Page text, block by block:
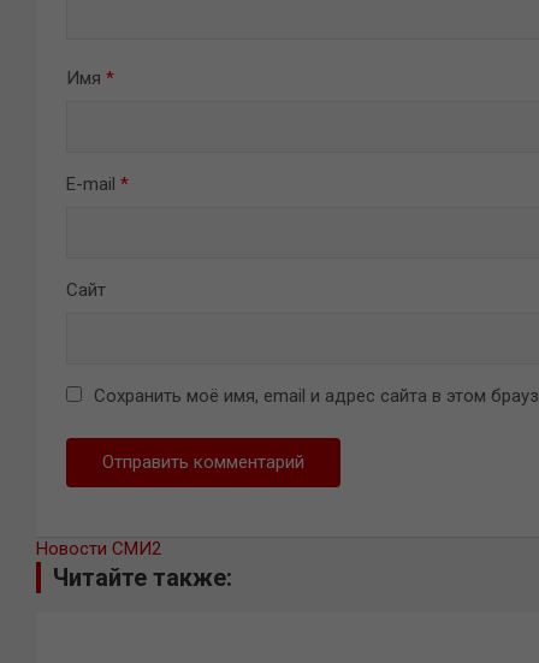
Имя *
E-mail *
Сайт
Сохранить моё имя, email и адрес сайта в этом
Новости СМИ2
Читайте также: